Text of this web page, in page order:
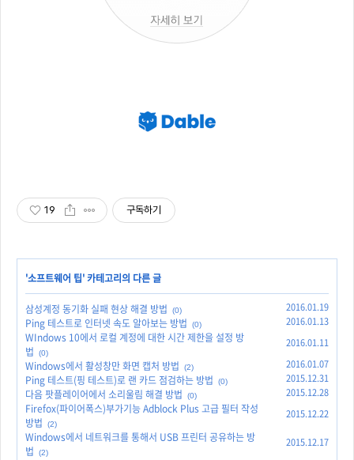
19 구독하기
'소프트웨어 팁' 카테고리의 다른 글
삼성계정 동기화 실패 현상 해결 방법 (0) 2016.01.19
Ping 테스트로 인터넷 속도 알아보는 방법 (0) 2016.01.13
WIndows 10에서 로컬 계정에 대한 시간 제한을 설정 방
법
(0)
2016.01.11
Windows에서 활성창만 화면 캡처 방법 (2) 2016.01.07
Ping 테스트(핑 테스트)로 랜 카드 점검하는 방법 (0) 2015.12.31
다음 팟플레이어에서 소리울림 해결 방법 (0) 2015.12.28
Firefox(파이어폭스)부가기능 Adblock Plus 고급 필터 작성
방법
(2)
2015.12.22
Windows에서 네트워크를 통해서 USB 프린터 공유하는 방
법
(2)
2015.12.17